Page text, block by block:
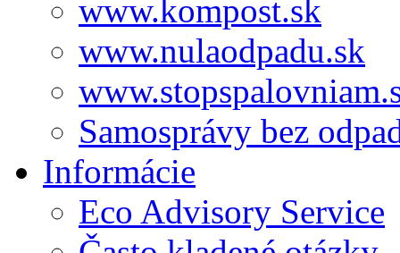
www.kompost.sk
www.nulaodpadu.sk
Samosprávy bez
Informácie
Eco Advisory Service